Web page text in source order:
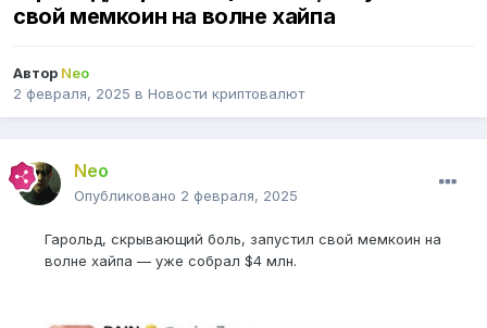
свой мемкоин на волне хайпа
Автор Neo
2 февраля, 2025 в Новости криптовалют
Neo
Опубликовано 2 февраля, 2025
Гарольд, скрывающий боль, запустил свой мемкоин на
волне хайпа — уже собрал $4 млн.